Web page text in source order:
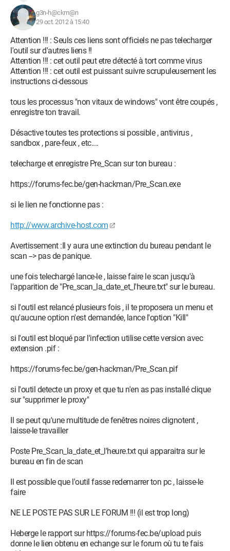
g3n-h@ckm@n
29 oct. 2012 à 15:40
Attention !!! : Seuls ces liens sont officiels ne pas telecharger
l'outil sur d'autres liens !!
Attention !!! : cet outil peut etre détecté à tort comme virus
Attention !!! : cet outil est puissant suivre scrupuleusement les
instructions ci-dessous
tous les processus "non vitaux de windows" vont être coupés ,
enregistre ton travail.
Désactive toutes tes protections si possible , antivirus ,
sandbox , pare-feux , etc....
telecharge et enregistre Pre_Scan sur ton bureau :
https://forums-fec.be/gen-hackman/Pre_Scan.exe
si le lien ne fonctionne pas :
http://www.archive-host.com
Avertissement :Il y aura une extinction du bureau pendant le
scan --> pas de panique.
une fois telechargé lance-le , laisse faire le scan jusqu'à
l'apparition de "Pre_scan_la_date_et_l'heure.txt" sur le bureau.
si l'outil est relancé plusieurs fois , il te proposera un menu et
qu'aucune option n'est demandée, lance l'option "Kill"
si l'outil est bloqué par l'infection utilise cette version avec
extension .pif :
https://forums-fec.be/gen-hackman/Pre_Scan.pif
si l'outil detecte un proxy et que tu n'en as pas installé clique
sur "supprimer le proxy"
Il se peut qu'une multitude de fenêtres noires clignotent ,
laisse-le travailler
Poste Pre_Scan_la_date_et_l'heure.txt qui apparaitra sur le
bureau en fin de scan
Il est possible que l'outil fasse redemarrer ton pc , laisse-le
faire
NE LE POSTE PAS SUR LE FORUM !!! (il est trop long)
Heberge le rapport sur https://forums-fec.be/upload puis
donne le lien obtenu en echange sur le forum où tu te fais